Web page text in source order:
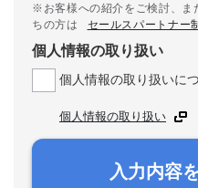
※お客様への紹介をご検討、ま
ちの方は
セールスパートナー
個人情報の取り扱い
個人情報の取り扱いに
個人情報の取り扱い
入力内容